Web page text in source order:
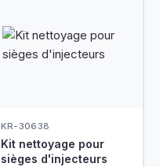
KR-30638
Kit nettoyage pour
sièges d'injecteurs